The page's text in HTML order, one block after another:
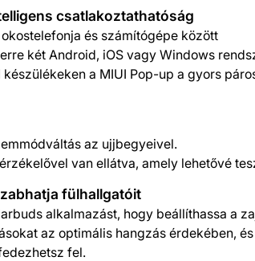
csatlakoztathatóság
és számítógépe között
két Android, iOS vagy Windows
a MIUI Pop-up a gyors
az ujjbegyeivel.
van ellátva, amely lehetővé
fülhallgatóit
alkalmazást, hogy beállíthassa a
az optimális hangzás érdekében,
fel.